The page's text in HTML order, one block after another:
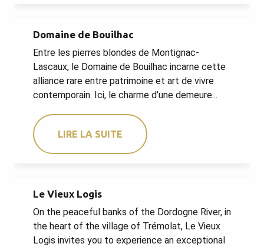
Domaine de Bouilhac
Entre les pierres blondes de Montignac-
Lascaux, le Domaine de Bouilhac incarne cette
alliance rare entre patrimoine et art de vivre
contemporain. Ici, le charme d’une demeure...
LIRE LA SUITE
Le Vieux Logis
On the peaceful banks of the Dordogne River, in
the heart of the village of Trémolat, Le Vieux
Logis invites you to experience an exceptional